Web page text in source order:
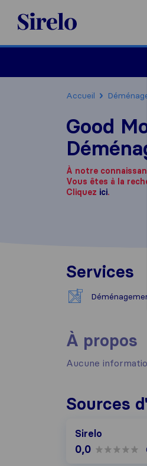
Sirelo.fr
Accueil
Good
À notre
Vous êtes à la
Cliquez ici.
Services
À propos
Aucune
Sources
Sirelo
0,0